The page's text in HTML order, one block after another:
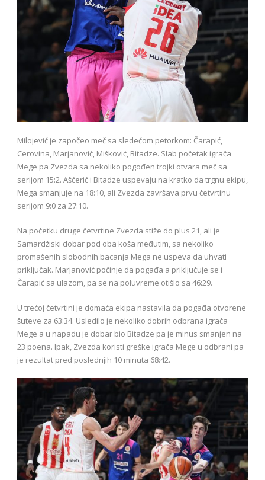
Milojević je započeo meč sa sledećom petorkom: Čarapić,
Cerovina, Marjanović, Mišković, Bitadze. Slab početak igrača
Mege pa Zvezda sa nekoliko pogođen trojki otvara meč sa
serijom 15:2. Ašćerić i Bitadze uspevaju na kratko da trgnu ekipu,
Mega smanjuje na 18:10, ali Zvezda završava prvu četvrtinu
serijom 9:0 za 27:10.
Na početku druge četvrtine Zvezda stiže do plus 21, ali je
Samardžiski dobar pod oba koša međutim, sa nekoliko
promašenih slobodnih bacanja Mega ne uspeva da uhvati
priključak. Marjanović počinje da pogađa a priključuje se i
Čarapić sa ulazom, pa se na poluvreme otišlo sa 46:29.
U trećoj četvrtini je domaća ekipa nastavila da pogađa otvorene
šuteve za 63:34. Usledilo je nekoliko dobrih odbrana igrača
Mege a u napadu je dobar bio Bitadze pa je minus smanjen na
23 poena. Ipak, Zvezda koristi greške igrača Mege u odbrani pa
je rezultat pred poslednjih 10 minuta 68:42.